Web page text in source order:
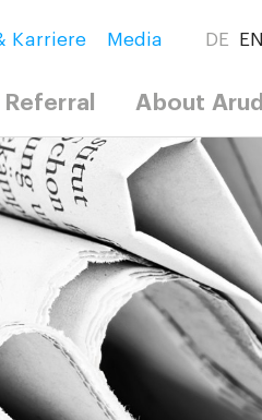
Karriere Media DE EN
Referral About Arud